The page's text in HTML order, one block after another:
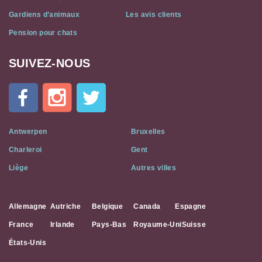
Gardiens d’animaux Les avis clients
Pension pour chats
Cat
Flat
Social
Media
SUIVEZ-NOUS
Antwerpen Bruxelles
Charleroi Gent
Liège Autres villes
Allemagne Autriche Belgique Canada Espagne
France Irlande Pays-Bas Royaume-UniSuisse
États-Unis